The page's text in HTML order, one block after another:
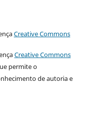
Creative Commons
Creative Commons
permite o
de autoria e